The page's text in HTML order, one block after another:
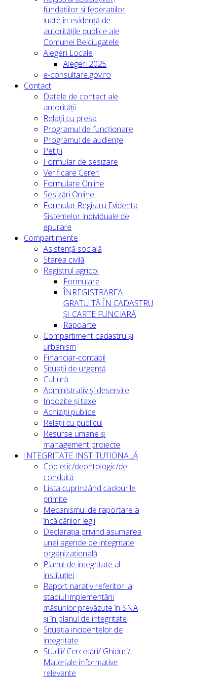
fundațiilor și federațiilor
luate în evidență de
autoritățile publice ale
Comunei Belciugatele
Alegeri Locale
Alegeri 2025
e-consultare.gov.ro
Contact
Datele de contact ale
autorității
Relații cu presa
Programul de funcționare
Programul de audiențe
Petiții
Formular de sesizare
Verificare Cereri
Formulare Online
Sesizări Online
Formular Registru Evidenta
Sistemelor individuale de
epurare
Compartimente
Asistență socială
Starea civilă
Registrul agricol
Formulare
ÎNREGISTRAREA
GRATUITĂ ÎN CADASTRU
ȘI CARTE FUNCIARĂ
Rapoarte
Compartiment cadastru și
urbanism
Financiar-contabil
Situații de urgență
Cultură
Administrativ și deservire
Inpozite și taxe
Achiziții publice
Relații cu publicul
Resurse umane și
management proiecte
INTEGRITATE INSTITUȚIONALĂ
Cod etic/deontologic/de
conduită
Lista cuprinzând cadourile
primite
Mecanismul de raportare a
încălcărilor legii
Declarația privind asumarea
unei agende de integritate
organizațională
Planul de integritate al
instituției
Raport narativ referitor la
stadiul implementării
măsurilor prevăzute în SNA
și în planul de integritate
Situația incidentelor de
integritate
Studii/ Cercetări/ Ghiduri/
Materiale informative
relevante